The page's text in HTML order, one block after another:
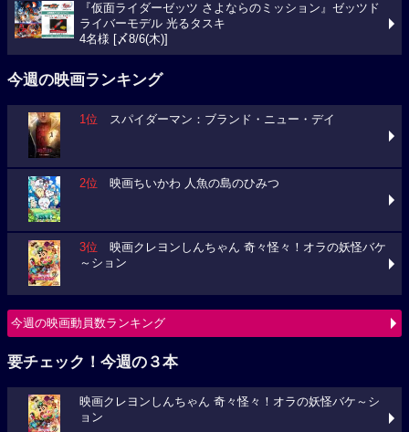
『仮面ライダーゼッツ さよならのミッション』ゼッツド
ライバーモデル 光るタスキ
4名様 [〆8/6(木)]
今週の映画ランキング
1位 スパイダーマン：ブランド・ニュー・デイ
2位 映画ちいかわ 人魚の島のひみつ
3位 映画クレヨンしんちゃん 奇々怪々！オラの妖怪バケ
～ション
今週の映画動員数ランキング
要チェック！今週の３本
映画クレヨンしんちゃん 奇々怪々！オラの妖怪バケ～シ
ョン